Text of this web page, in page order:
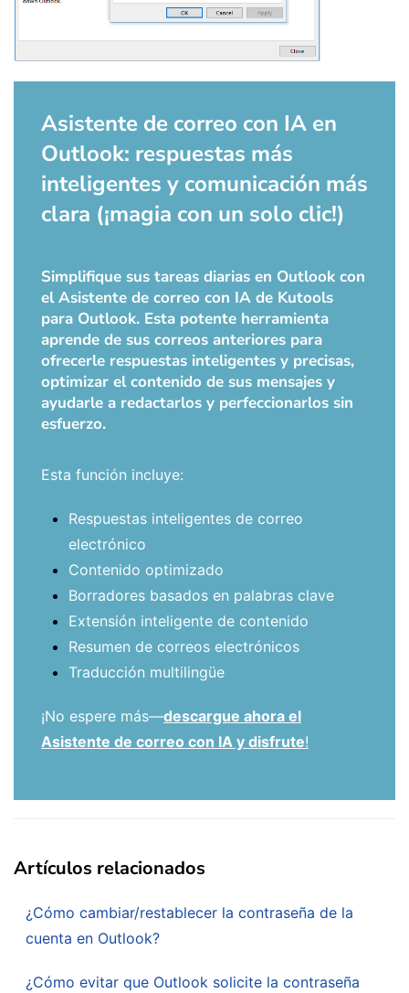
Asistente de correo con IA en
Outlook: respuestas más
inteligentes y comunicación más
clara (¡magia con un solo clic!)
Simplifique sus tareas diarias en Outlook con
el Asistente de correo con IA de Kutools
para Outlook. Esta potente herramienta
aprende de sus correos anteriores para
ofrecerle respuestas inteligentes y precisas,
optimizar el contenido de sus mensajes y
ayudarle a redactarlos y perfeccionarlos sin
esfuerzo.
Esta función incluye:
Respuestas inteligentes de correo
electrónico
Contenido optimizado
Borradores basados en palabras clave
Extensión inteligente de contenido
Resumen de correos electrónicos
Traducción multilingüe
¡No espere más—descargue ahora el
Asistente de correo con IA y disfrute!
Artículos relacionados
¿Cómo cambiar/restablecer la contraseña de la
cuenta en Outlook?
¿Cómo evitar que Outlook solicite la contraseña